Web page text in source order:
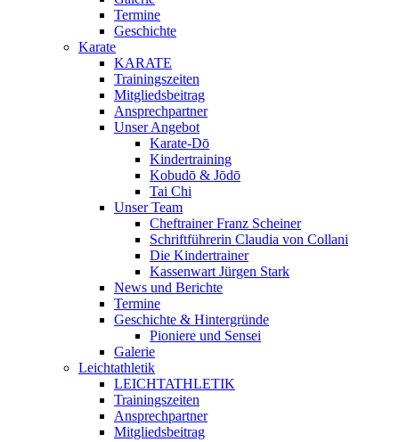
Termine
Geschichte
Karate
KARATE
Trainingszeiten
Mitgliedsbeitrag
Ansprechpartner
Unser Angebot
Karate-Dō
Kindertraining
Kobudō & Jōdō
Tai Chi
Unser Team
Cheftrainer Franz Scheiner
Schriftführerin Claudia von Collani
Die Kindertrainer
Kassenwart Jürgen Stark
News und Berichte
Termine
Geschichte & Hintergründe
Pioniere und Sensei
Galerie
Leichtathletik
LEICHTATHLETIK
Trainingszeiten
Ansprechpartner
Mitgliedsbeitrag